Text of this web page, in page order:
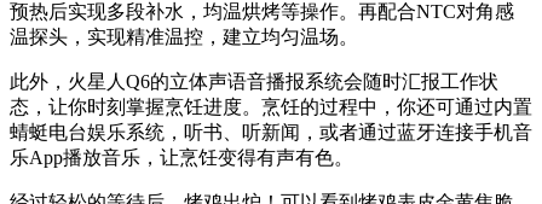
预热后实现多段补水，均温烘烤等操作。再配合NTC对角感
温探头，实现精准温控，建立均匀温场。
此外，火星人Q6的立体声语音播报系统会随时汇报工作状
态，让你时刻掌握烹饪进度。烹饪的过程中，你还可通过内置
蜻蜓电台娱乐系统，听书、听新闻，或者通过蓝牙连接手机音
乐App播放音乐，让烹饪变得有声有色。